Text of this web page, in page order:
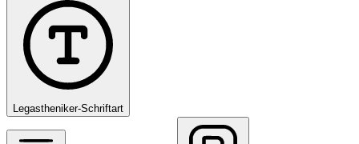
Legastheniker-Schriftart